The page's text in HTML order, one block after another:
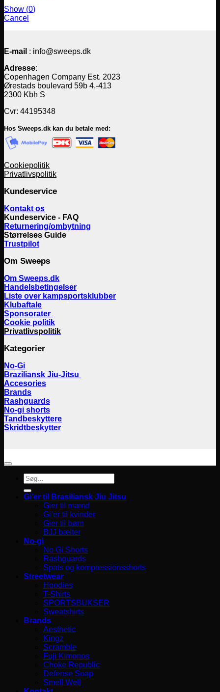
Show (0)
Cancel
E-mail : info@sweeps.dk
Adresse:
Copenhagen Company Est. 2023
Ørestads boulevard 59b 4,-413
2300 Kbh S
Cvr: 44195348
Hos Sweeps.dk kan du betale med:
Cookiepolitik
Privatlivspolitik
Kundeservice
Kontakt os
Kundeservice - FAQ
Returnering/ombytning
Størrelses Guide
Trustpilot
Om Sweeps
Om Sweeps.dk
Handelsbetingelser
Liste over kampsportsklubber
Klubaftale
Sponsorater
Cookie politik
Privatlivspolitik
Kategorier
No-Gi
Braziliansk Jiu-Jitsu
Accesories
Brands
Rashguards
No-gi shorts
Tandbeskyttere
Skridtbeskytter
Søg
efter:
Gi’er til Brasiliansk Jiu Jitsu
Gier til mænd
Gi’er til kvinder
Gier til børn
BJJ bælter
No-gi
No Gi Shorts
Rashguards
Spats og kompressionsshorts
Streetwear
Hoodies
T-Shirts
SPORTSBUKSER
Sweatshirts
Brands
Aesthetic
Kingz
Scramble
Fuji Kimonos
Choke Republic
Defense Soap
Smell Well